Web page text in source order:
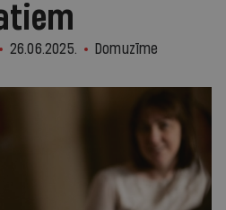
26.06.2025. Domuzīme